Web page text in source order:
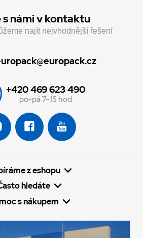
námi v kontaktu
najít nejvhodnější řešení
+420 469 623 490
po-pá 7-15 hod
z eshopu
hledáte
s nákupem